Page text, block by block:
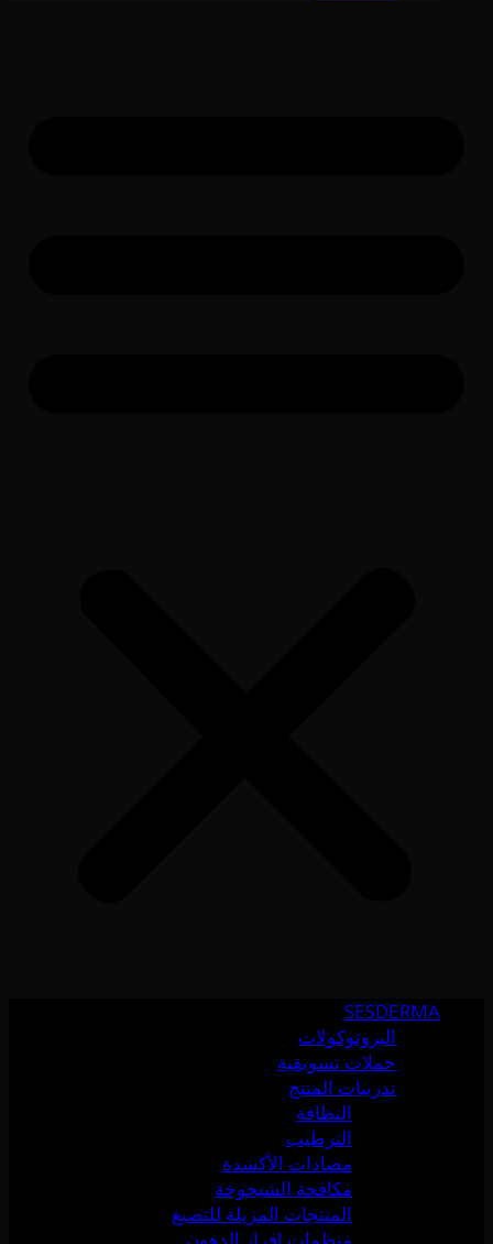
SESDERMA
البروتوكولات
حملات تسويقية
تدريبات المنتج
النظافة
الترطيب
مضادات الأكسدة
مكافحة الشيخوخة
المنتجات المزيلة للتصبغ